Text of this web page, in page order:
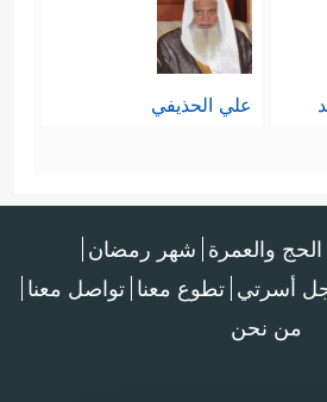
علي الحذيفي
الحج والعمرة شهر رمضان
أسرتي تطوع معنا تواصل معنا
من نحن